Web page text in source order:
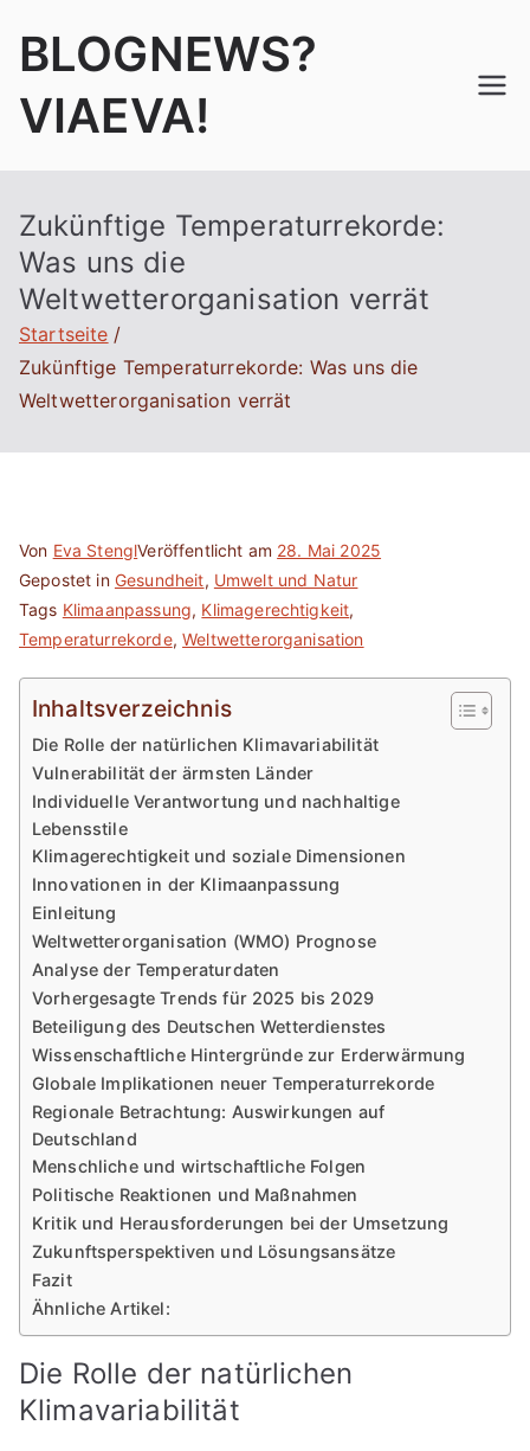
InhaltBLOGNEWS?
VIAEVA!
Zukünftige Temperaturrekorde:
Was uns die
Weltwetterorganisation verrät
Startseite
Zukünftige Temperaturrekorde: Was uns die
Weltwetterorganisation verrät
Von Eva StenglVeröffentlicht am 28. Mai 2025
Gepostet in Gesundheit, Umwelt und Natur
Tags Klimaanpassung, Klimagerechtigkeit,
Temperaturrekorde,Weltwetterorganisation
Inhaltsverzeichnis
Die Rolle der natürlichen Klimavariabilität
Vulnerabilität der ärmsten Länder
Individuelle Verantwortung und nachhaltige
Lebensstile
Klimagerechtigkeit und soziale Dimensionen
Innovationen in der Klimaanpassung
Einleitung
Weltwetterorganisation (WMO) Prognose
Analyse der Temperaturdaten
Vorhergesagte Trends für 2025 bis 2029
Beteiligung des Deutschen Wetterdienstes
Wissenschaftliche Hintergründe zur Erderwärmung
Globale Implikationen neuer Temperaturrekorde
Regionale Betrachtung: Auswirkungen auf
Deutschland
Menschliche und wirtschaftliche Folgen
Politische Reaktionen und Maßnahmen
Kritik und Herausforderungen bei der Umsetzung
Zukunftsperspektiven und Lösungsansätze
Fazit
Ähnliche Artikel:
Die Rolle der natürlichen
Klimavariabilität